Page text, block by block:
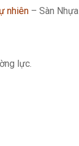
nhiên– Sàn Nhựa
lực.